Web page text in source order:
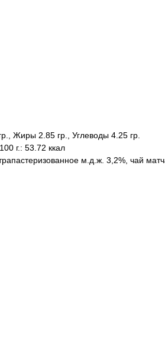
Жиры 2.85 гр., Углеводы 4.25 гр.
г.: 53.72 ккал
м.д.ж. 3,2%, чай